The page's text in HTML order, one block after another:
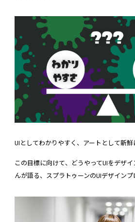
UIとしてわかりやすく、アートとして新鮮
この目標に向けて、どうやってUIをデザ
んが語る、スプラトゥーンのUIデザイン